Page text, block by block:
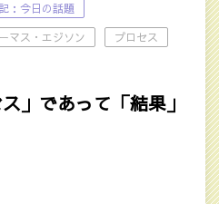
：今日の話題
マス・エジソン
プロセス
」であって「結果」